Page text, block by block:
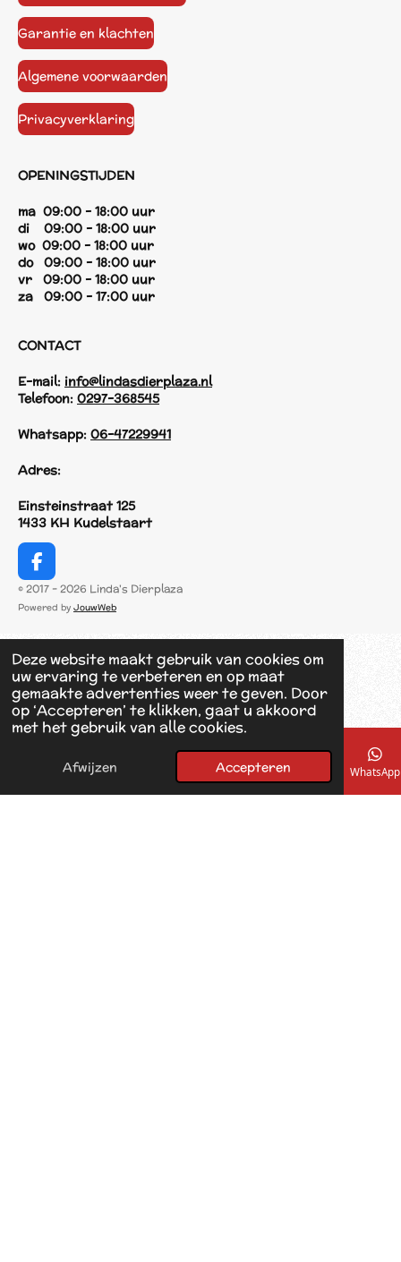
Deze website maakt gebruik van cookies om
uw ervaring te verbeteren en op maat
gemaakte advertenties weer te geven. Door
op ‘Accepteren’ te klikken, gaat u akkoord
met het gebruik van alle cookies.
Afwijzen Accepteren
Garantie en klachten
Algemene voorwaarden
Privacyverklaring
OPENINGSTIJDEN
ma 09:00 - 18:00 uur
di 09:00 - 18:00 uur
wo 09:00 - 18:00 uur
do 09:00 - 18:00 uur
vr 09:00 - 18:00 uur
za 09:00 - 17:00 uur
CONTACT
E-mail: info@lindasdierplaza.nl
Telefoon: 0297-368545
Whatsapp: 06-47229941
Adres:
Einsteinstraat 125
1433 KH Kudelstaart
F
a
c
b
o
o
k
© 2017 - 2026 Linda's Dierplaza
Powered by JouwWeb
E-mailadres Telefoonnummer Kaart Facebook WhatsApp